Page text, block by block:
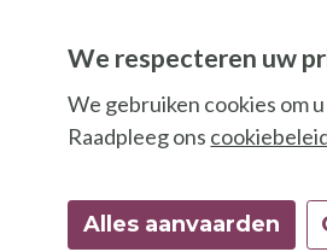
We respecteren uw
We gebruiken cookies om
Raadpleeg ons
Alles aanvaarden